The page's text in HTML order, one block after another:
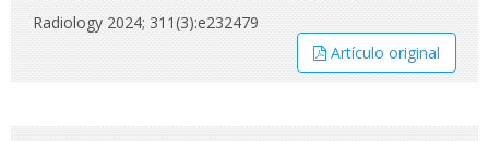
Radiology 2024; 311(3):e232479
Artículo original